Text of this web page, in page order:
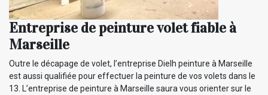
Entreprise de peinture volet fiable à
Marseille
Outre le décapage de volet, l’entreprise Dielh peinture à Marseille
est aussi qualifiée pour effectuer la peinture de vos volets dans le
13. L’entreprise de peinture à Marseille saura vous orienter sur le